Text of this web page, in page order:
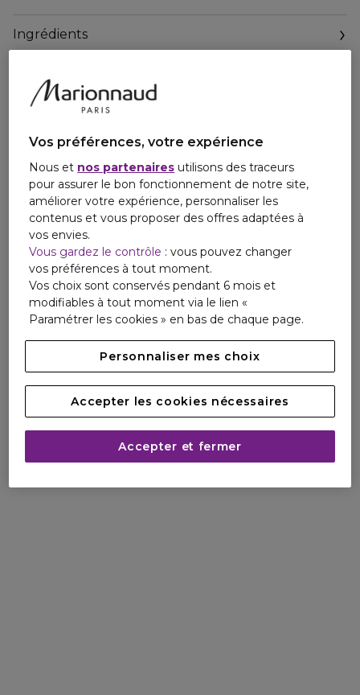
vous accompagnera lors d'une soirée en ville.
pour sa création de designs intemporels qui durent bien au-
delà des tendances. Ses créations sont le reflet d'un style
de vie moderne et luxueux, et chacun de ses parfums
Ralph Lauren.
' Lorsque je crée, j'imagine un monde. J'imagine chaque
détail - le lieu, l'homme, la femme, ce qu'ils portent,
jusqu'au parfum. '
- Ralph Lauren
Découvrez la collection Polo : les parfums masculins emblématiques de
Quel parfum Polo est fait pour vous ?
Polo
Boisé Aromatique
Sûr de soi et sobre
Polo Red
Fougueux et séduisant
Boisé Épicé
Ingrédients
Vos préférences, votre expérience
Nous et nos partenaires utilisons des traceurs
pour assurer le bon fonctionnement de notre site,
améliorer votre expérience, personnaliser les
contenus et vous proposer des offres adaptées à
vos envies.
Vous gardez le contrôle : vous pouvez changer
vos préférences à tout moment.
Vos choix sont conservés pendant 6 mois et
modifiables à tout moment via le lien «
Paramétrer les cookies » en bas de chaque page.
Personnaliser mes choix
Accepter les cookies nécessaires
Accepter et fermer